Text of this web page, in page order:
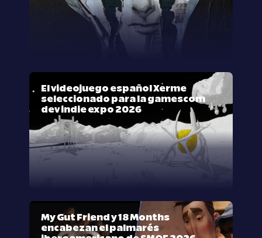
El videojuego español Xerme
seleccionado para la gamescom
dev indie expo 2026
My Gut Friend y 18 Months
encabezan el palmarés